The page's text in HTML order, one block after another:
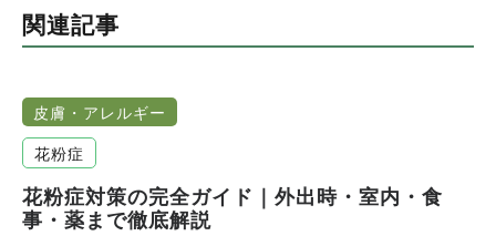
ゲ
ー
シ
ョ
ン
関連記事
皮膚・アレルギー
花粉症
花粉症対策の完全ガイド｜外出時・室内・食
事・薬まで徹底解説